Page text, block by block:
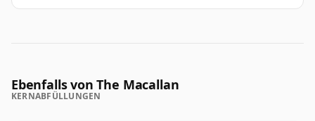
Ebenfalls von The Macallan
KERNABFÜLLUNGEN